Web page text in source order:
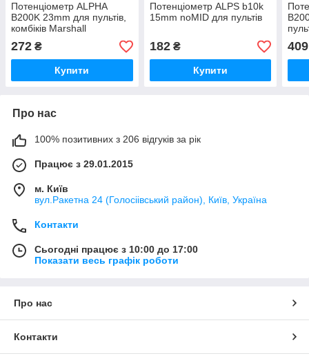
Потенціометр ALPHA
B200K 23mm для пультів,
комбіків Marshall
272 ₴
Купити
Потенціометр ALPS b10k
15mm noMID для пультів
182₴
Купити
VS
409
Про нас
100% позитивних з 206 відгуків за рік
Працює з 29.01.2015
м. Київ
вул.Ракетна 24 (Голосіівський район), Київ, Україна
Контакти
Сьогодні працює з 10:00 до 17:00
Показати весь графік роботи
Про нас
Контакти